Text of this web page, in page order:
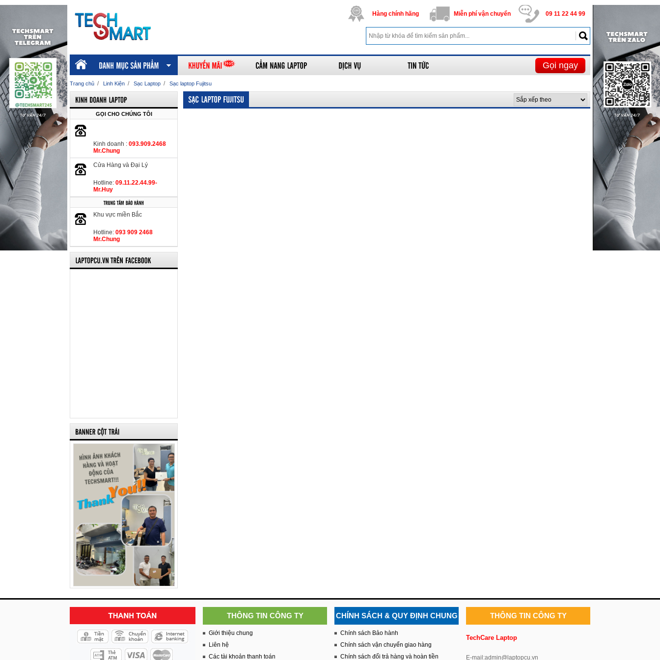
Hàng chính hãng Miễn phí vận chuyển 09 11 22 44 99
Gọi ngay
Trang chủ / Linh Kiện / Sạc Laptop / Sạc laptop Fujitsu
GỌI CHO CHÚNG TÔI
Kinh doanh : 093.909.2468
Mr.Chung
Cửa Hàng và Đại Lý
Hotline: 09.11.22.44.99-
Mr.Huy
Khu vực miền Bắc
Hotline: 093 909 2468
Mr.Chung
THÔNG TIN CÔNG TY
Giới thiệu chung
Liên hệ
Các tài khoản thanh toán
CHÍNH SÁCH & QUY ĐỊNH CHUNG
Chính sách Bảo hành
Chính sách vận chuyển giao hàng
Chính sách đổi trả hàng và hoàn tiền
THÔNG TIN CÔNG TY
TechCare Laptop
E-mail:admin@laptopcu.vn